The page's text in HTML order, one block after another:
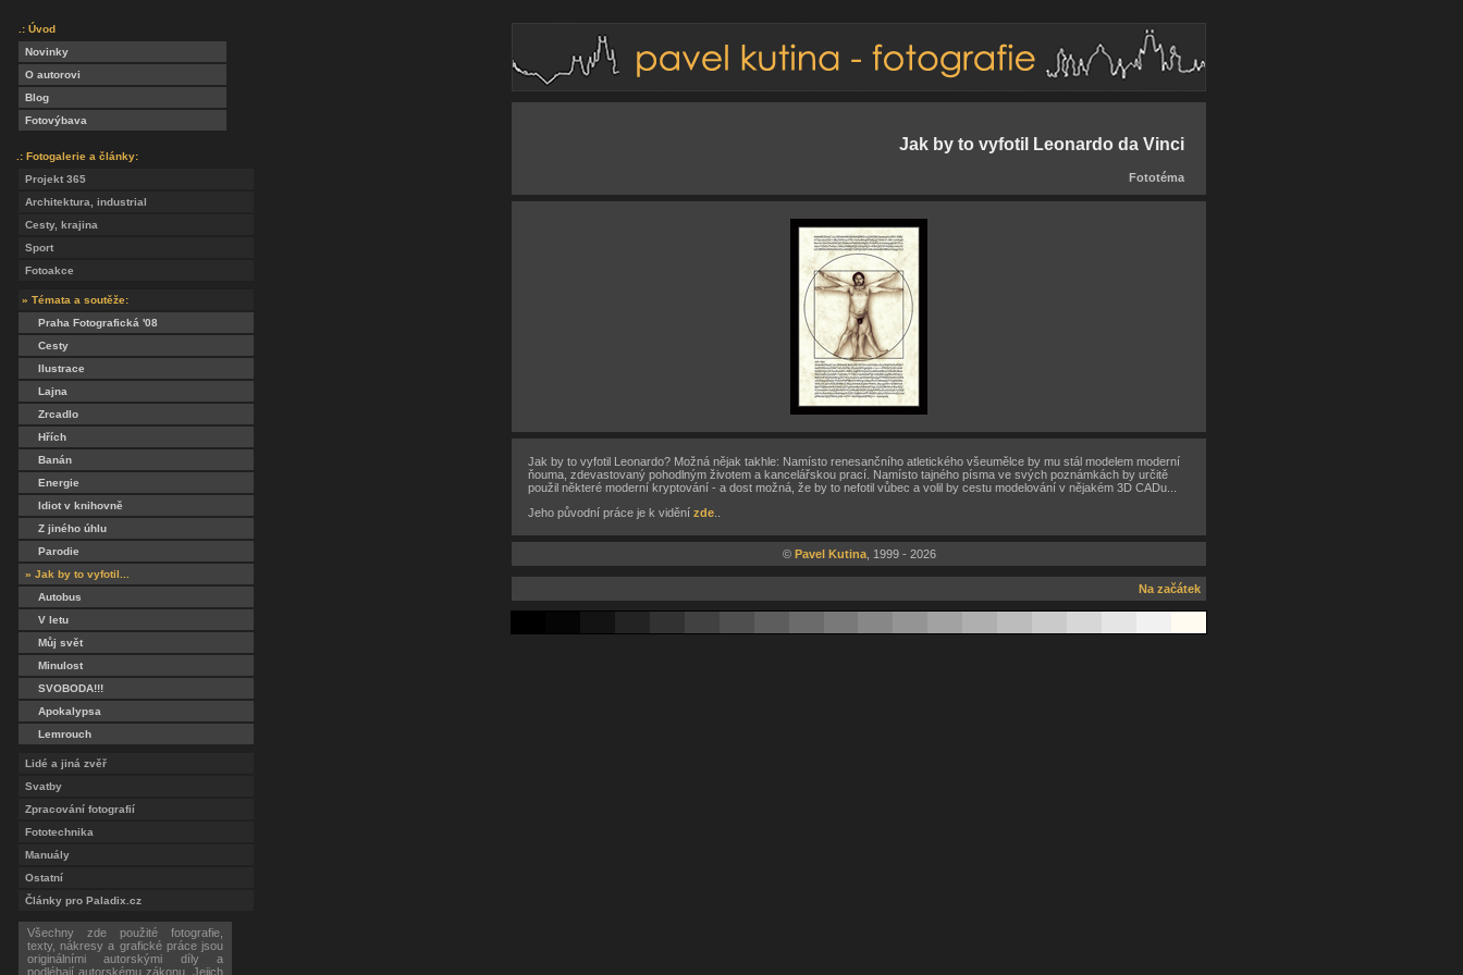
.: Úvod
Novinky
O autorovi
Blog
Fotovýbava
.: Fotogalerie a články:
Projekt 365
Architektura, industrial
Cesty, krajina
Sport
Fotoakce
» Témata a soutěže:
Praha Fotografická '08
Cesty
Ilustrace
Lajna
Zrcadlo
Hřích
Banán
Energie
Idiot v knihovně
Z jiného úhlu
Parodie
» Jak by to vyfotil...
Autobus
V letu
Můj svět
Minulost
SVOBODA!!!
Apokalypsa
Lemrouch
Lidé a jiná zvěř
Svatby
Zpracování fotografií
Fototechnika
Manuály
Ostatní
Články pro Paladix.cz
Všechny zde použité fotografie,
texty, nákresy a grafické práce jsou
originálními autorskými díly a
podléhají autorskému zákonu. Jejich
Jak by to vyfotil Leonardo da Vinci
Fototéma
Jak by to vyfotil Leonardo? Možná nějak takhle: Namísto renesančního atletického všeumělce by mu stál modelem moderní
ňouma, zdevastovaný pohodlným životem a kancelářskou prací. Namísto tajného písma ve svých poznámkách by určitě
použil některé moderní kryptování - a dost možná, že by to nefotil vůbec a volil by cestu modelování v nějakém 3D CADu...
Jeho původní práce je k vidění zde
© Pavel Kutina, 1999 - 2026
Na začátek